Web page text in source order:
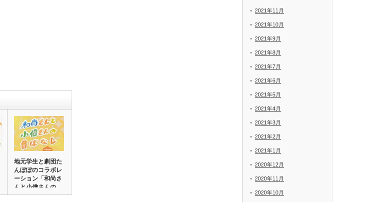
地元学生と劇団た
んぽぽのコラボレ
ーション「和尚さ
んと小僧さんの
昔…
2021年11月
2021年10月
2021年9月
2021年8月
2021年7月
2021年6月
2021年5月
2021年4月
2021年3月
2021年2月
2021年1月
2020年12月
2020年11月
2020年10月